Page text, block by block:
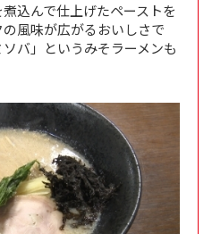
込んで仕上げたペーストを
風味が広がるおいしさで
バ」というみそラーメンも